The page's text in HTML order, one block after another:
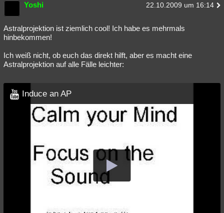
Yoshi 22.10.2009 um 16:14
Astralprojektion ist ziemlich cool! Ich habe es mehrmals
hinbekommen!
Ich weiß nicht, ob euch das direkt hilft, aber es macht eine
Astralprojektion auf alle Fälle leichter:
Induce an AP